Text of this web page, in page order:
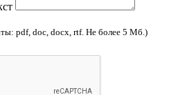
pdf, doc, docx, rtf. Не более 5 Мб.)